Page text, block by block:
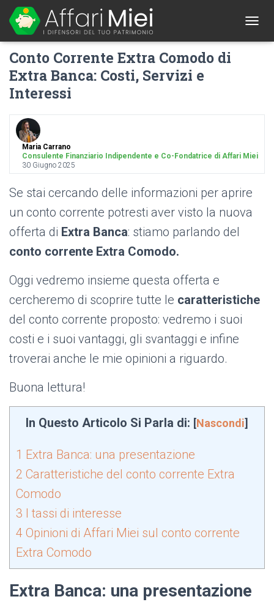
O
A
O
Conto Corrente Extra Comodo di
Extra Banca: Costi, Servizi e
Interessi
Maria Carrano
Consulente Finanziario Indipendente e Co-Fondatrice di Affari Miei
30 Giugno 2025
Se stai cercando delle informazioni per aprire
un conto corrente potresti aver visto la nuova
offerta di Extra Banca: stiamo parlando del
conto corrente Extra Comodo.
Oggi vedremo insieme questa offerta e
cercheremo di scoprire tutte le caratteristiche
del conto corrente proposto: vedremo i suoi
costi e i suoi vantaggi, gli svantaggi e infine
troverai anche le mie opinioni a riguardo.
Buona lettura!
In Questo Articolo Si Parla di: [Nascondi]
1 Extra Banca: una presentazione
2 Caratteristiche del conto corrente Extra
Comodo
3 I tassi di interesse
4 Opinioni di Affari Miei sul conto corrente
Extra Comodo
Extra Banca: una presentazione